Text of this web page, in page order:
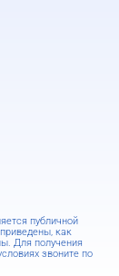
публичной
как
Для получения
звоните по